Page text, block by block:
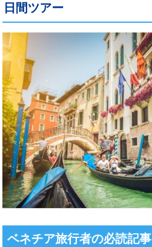
日間ツアー
ベネチア旅行者の必読記事